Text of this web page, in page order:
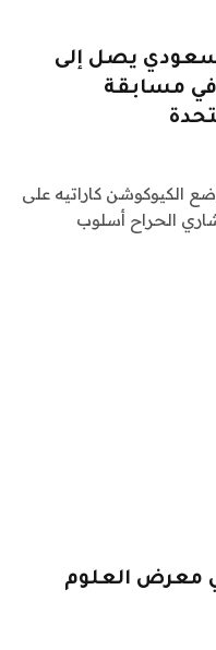
يصل إلى
بـ 27 جائزة في مسابقة
الكيوكوشن كاراتيه على
الحراح أسلوب
معرض العلوم